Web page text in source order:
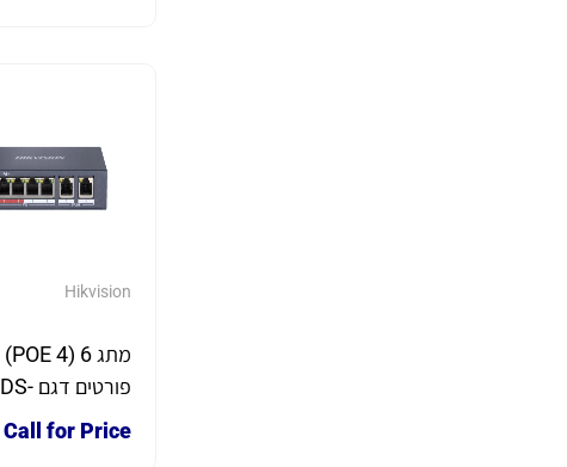
Hikvision
מתג 6 (4 POE)
פורטים דגם DS-
3E0106P-EM
Call for Price